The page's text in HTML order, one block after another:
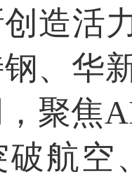
造活
、华
聚焦
破航空